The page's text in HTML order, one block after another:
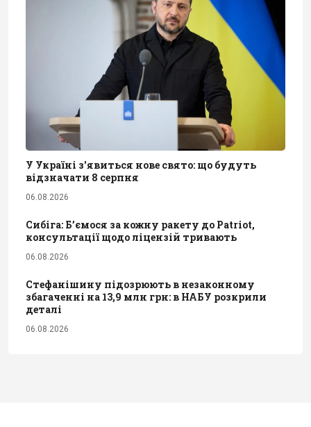
У Україні з'явиться нове свято: що будуть
відзначати 8 серпня
06.08.2026
Сибіга: Б’ємося за кожну ракету до Patriot,
консультації щодо ліцензій тривають
06.08.2026
Стефанішину підозрюють в незаконному
збагаченні на 13,9 млн грн: в НАБУ розкрили
деталі
06.08.2026